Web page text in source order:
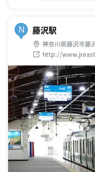
N 藤沢駅
神奈川県藤沢市藤
http://
StationCd=1361